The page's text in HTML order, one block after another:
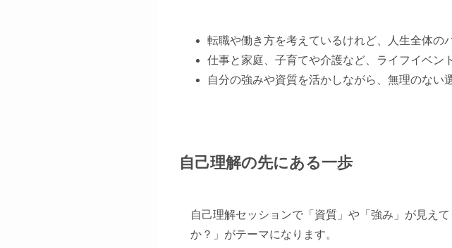
転職や働き方を考えているけれど、人生全体の
仕事と家庭、子育てや介護など、ライフイベン
自分の強みや資質を活かしながら、無理のない
自己理解の先にある一歩
自己理解セッションで「資質」や「強み」が見え
か？」がテーマになります。